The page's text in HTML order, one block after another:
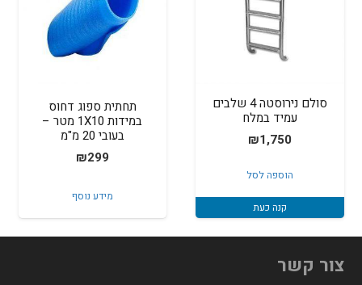
סולם נירוסטה 4 שלבים
עמיד במלח
₪1,750
הוספה לסל
קנה כעת
תחתית ספוג דחוס
במידות 1X10 מטר –
בעובי 20 מ"מ
₪299
מידע נוסף
צור קשר